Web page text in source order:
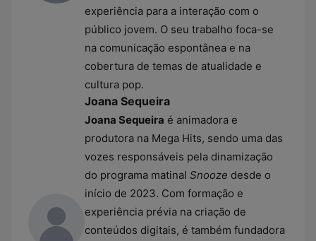
experiência para a interação com o
público jovem. O seu trabalho foca-se
na comunicação espontânea e na
cobertura de temas de atualidade e
cultura pop.
Joana Sequeira
Joana Sequeira é animadora e
produtora na Mega Hits, sendo uma das
vozes responsáveis pela dinamização
do programa matinal Snooze desde o
início de 2023. Com formação e
experiência prévia na criação de
conteúdos digitais, é também fundadora